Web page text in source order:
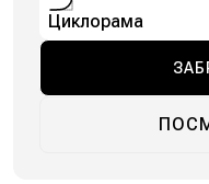
Циклорама